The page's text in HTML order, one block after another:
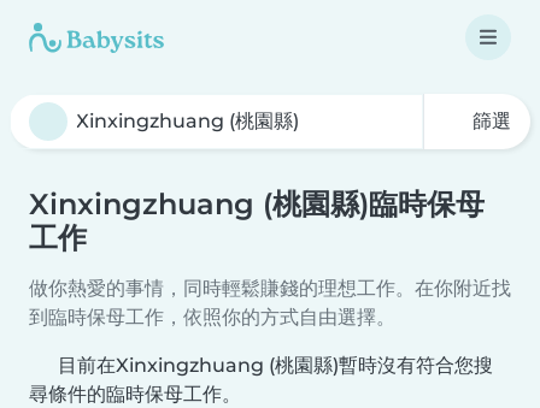
篩選
Xinxingzhuang (桃園縣)臨時保母
工作
做你熱愛的事情，同時輕鬆賺錢的理想工作。在你附近找
到臨時保母工作，依照你的方式自由選擇。
目前在Xinxingzhuang (桃園縣)暫時沒有符合您搜
尋條件的臨時保母工作。